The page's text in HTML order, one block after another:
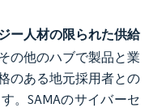
ー人材の限られた供給
の他のハブで製品と業
のある地元採用者との
。SAMAのサイバーセ